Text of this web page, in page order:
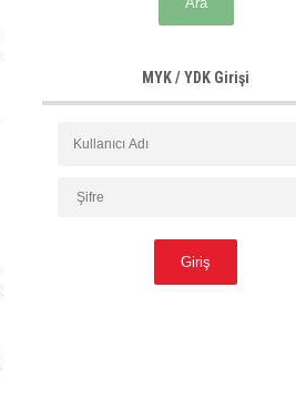
MYK / YDK Girişi